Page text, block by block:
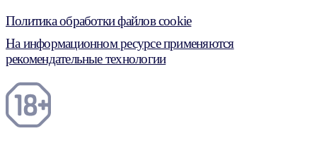
Политика обработки файлов cookie
На информационном ресурсе применяются
рекомендательные технологии